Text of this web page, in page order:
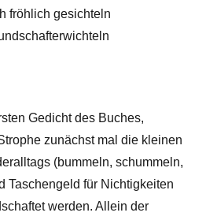
fröhlich gesichteln
Gedicht des Buches,
zunächst mal die kleinen
(bummeln, schummeln,
Taschengeld für Nichtigkeiten
werden. Allein der